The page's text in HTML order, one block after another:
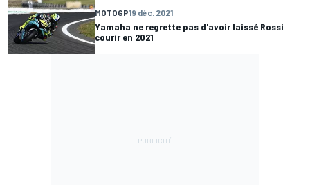
MOTOGP19 déc. 2021
Yamaha ne regrette pas d'avoir laissé Rossi
courir en 2021